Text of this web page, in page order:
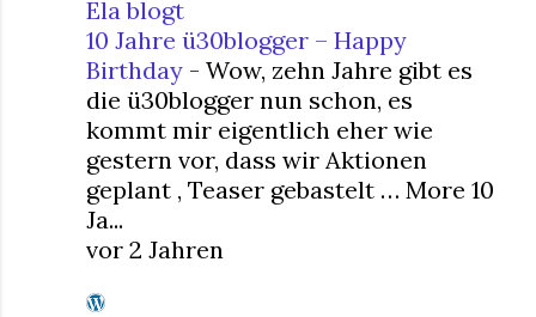
Ela blogt
10 Jahre ü30blogger – Happy
Birthday - Wow, zehn Jahre gibt es
die ü30blogger nun schon, es
kommt mir eigentlich eher wie
gestern vor, dass wir Aktionen
geplant , Teaser gebastelt … More 10
Ja...
vor 2 Jahren